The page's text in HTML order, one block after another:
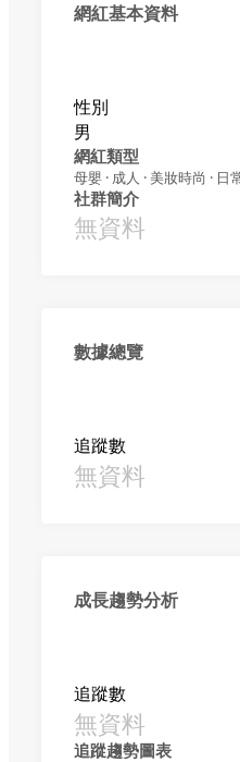
網紅基本資料
性別
男
網紅類型
母嬰 · 成人 · 美妝時尚 · 日
社群簡介
無資料
數據總覽
追蹤數
無資料
成長趨勢分析
追蹤數
無資料
追蹤趨勢圖表